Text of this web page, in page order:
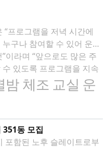
프로그램을 저녁 시간에
구나 참여할 수 있어 운동
이라며 “앞으로도 많은 주
있도록 프로그램을 지속
밤 체조 교실 운
351동 모집
포함된 노후 슬레이트로부